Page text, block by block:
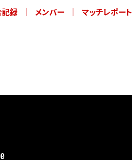
記録 メンバー
マッチレポート